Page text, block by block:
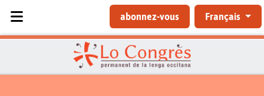
abonnez-vous Français